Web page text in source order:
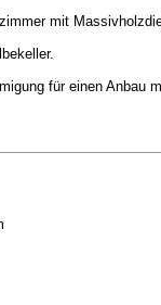
mit
für einen Anbau